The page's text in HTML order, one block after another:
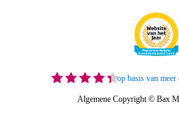
op basis van
Algemene Copyright © Bax